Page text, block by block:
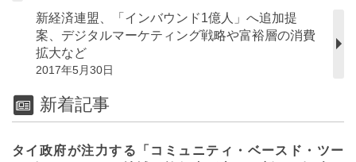
新経済連盟、「インバウンド1億人」へ追加提
案、デジタルマーケティング戦略や富裕層の消費
拡大など
2017年5月30日
新着記事
タイ政府が注力する「コミュニティ・ベースド・ツー